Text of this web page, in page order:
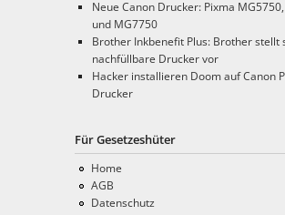
Neue Canon Drucker: Pixma
und MG7750
Brother Inkbenefit Plus: Brother stellt
nachfüllbare Drucker vor
Hacker installieren Doom auf Canon
Drucker
Für Gesetzeshüter
Home
AGB
Datenschutz